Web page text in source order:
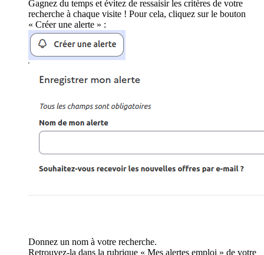
Gagnez du temps et évitez de ressaisir les critères de votre
recherche à chaque visite ! Pour cela, cliquez sur le bouton
« Créer une alerte » :
Donnez un nom à votre recherche.
Retrouvez-la dans la rubrique « Mes alertes emploi » de votre